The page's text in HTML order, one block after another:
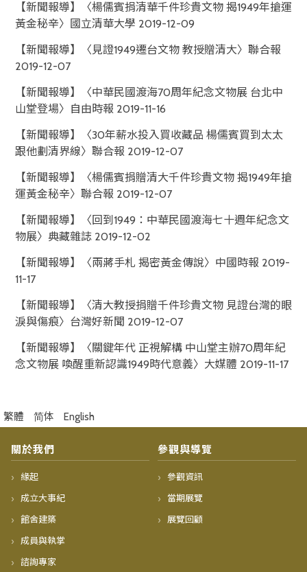
【新聞報導】〈楊儒賓捐清華千件珍貴文物 揭1949年搶運
黃金秘辛〉國立清華大學 2019-12-09
【新聞報導】〈見證1949遷台文物 教授贈清大〉聯合報
2019-12-07
【新聞報導】〈中華民國渡海70周年紀念文物展 台北中
山堂登場〉自由時報 2019-11-16
【新聞報導】〈30年薪水投入買收藏品 楊儒賓買到太太
跟他劃清界線〉聯合報 2019-12-07
【新聞報導】〈楊儒賓捐贈清大千件珍貴文物 揭1949年搶
運黃金秘辛〉聯合報 2019-12-07
【新聞報導】〈回到1949：中華民國渡海七十週年紀念文
物展〉典藏雜誌 2019-12-02
【新聞報導】〈兩蔣手札 揭密黃金傳說〉中國時報 2019-
11-17
【新聞報導】〈清大教授捐贈千件珍貴文物 見證台灣的眼
淚與傷痕〉台灣好新聞 2019-12-07
【新聞報導】〈關鍵年代 正視解構 中山堂主辦70周年紀
念文物展 喚醒重新認識1949時代意義〉大媒體 2019-11-17
繁體 简体 English
關於我們
緣起
成立大事紀
館舍建築
成員與執掌
諮詢專家
參觀與導覽
參觀資訊
當期展覽
展覽回顧